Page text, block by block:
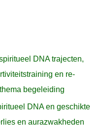
DNA trajecten,
en re-
begeleiding
DNA en geschikte
en aurazwakheden